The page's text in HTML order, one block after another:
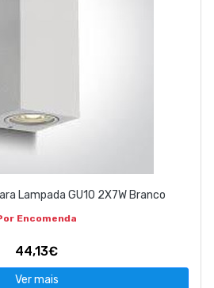
Lampada GU10 2X7W Branco
Encomenda
44,13€
Ver mais